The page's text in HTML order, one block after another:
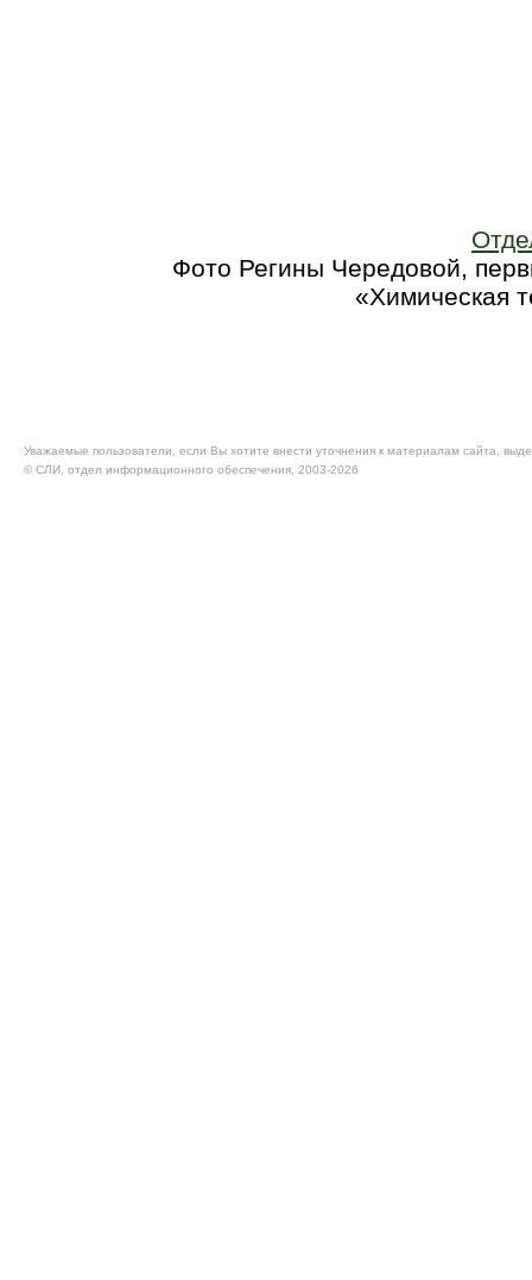
Фото Регины Чередовой,
«Химическая
Уважаемые пользователи, если Вы хотите внести уточнения к материалам сайта,
© CЛИ, отдел информационного обеспечения, 2003-2026